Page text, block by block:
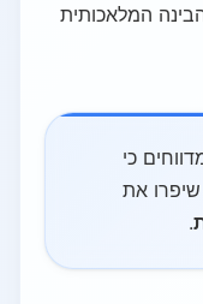
הבינה המלאכותית
כי
את
.